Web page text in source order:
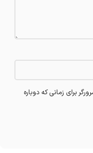
برای زمانی که دوباره